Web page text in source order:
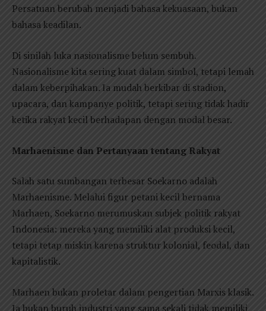
Persatuan berubah menjadi bahasa kekuasaan, bukan
bahasa keadilan.
Di sinilah luka nasionalisme belum sembuh.
Nasionalisme kita sering kuat dalam simbol, tetapi lemah
dalam keberpihakan. Ia mudah berkibar di stadion,
upacara, dan kampanye politik, tetapi sering tidak hadir
ketika rakyat kecil berhadapan dengan modal besar.
Marhaenisme dan Pertanyaan tentang Rakyat
Salah satu sumbangan terbesar Soekarno adalah
Marhaenisme. Melalui figur petani kecil bernama
Marhaen, Soekarno merumuskan subjek politik rakyat
Indonesia: mereka yang memiliki alat produksi kecil,
tetapi tetap miskin karena struktur kolonial, feodal, dan
kapitalistik.
Marhaen bukan proletar dalam pengertian Marxis klasik.
Ia bukan buruh industri yang sama sekali tidak memiliki